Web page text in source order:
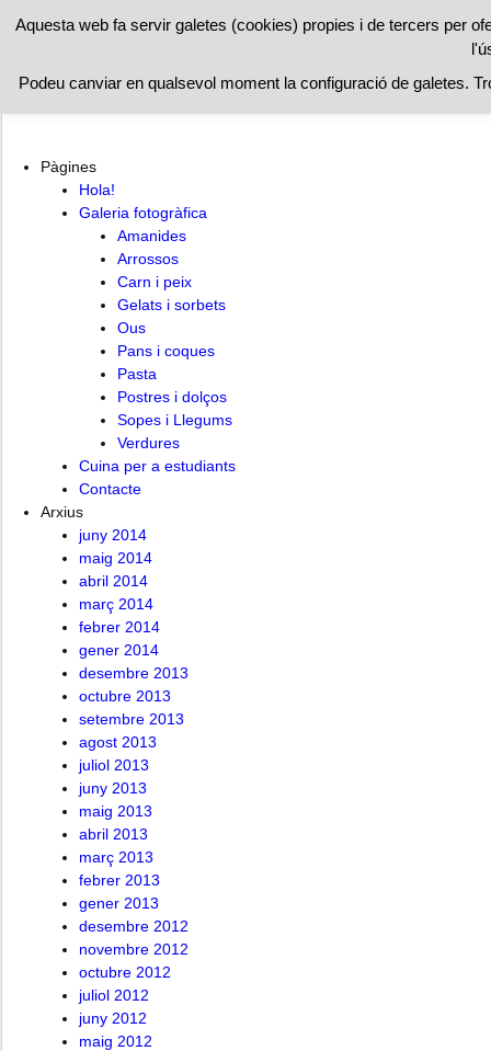
Hola! Cuina per a estudiants Contacte
Pàgines
Hola!
Galeria fotogràfica
Amanides
Arrossos
Carn i peix
Gelats i sorbets
Ous
Pans i coques
Pasta
Postres i dolços
Sopes i Llegums
Verdures
Cuina per a estudiants
Contacte
Arxius
juny 2014
maig 2014
abril 2014
març 2014
febrer 2014
gener 2014
desembre 2013
octubre 2013
setembre 2013
agost 2013
juliol 2013
juny 2013
maig 2013
abril 2013
març 2013
febrer 2013
gener 2013
desembre 2012
novembre 2012
octubre 2012
juliol 2012
juny 2012
maig 2012
Aquesta web fa servir galetes (cookies) propies i de tercers per
Podeu canviar en qualsevol moment la configuració de galetes.